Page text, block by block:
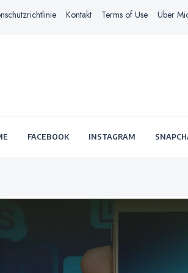
Kontakt Terms of Use Über
FACEBOOK INSTAGRAM